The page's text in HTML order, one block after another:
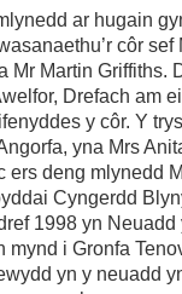
ar hugain
côr
Mr Martin Griffiths.
Drefach am
y côr. Y
yna Mrs
ers deng mlynedd
Cyngerdd
1998 yn Neuadd
mynd i Gronfa
yn y neuadd